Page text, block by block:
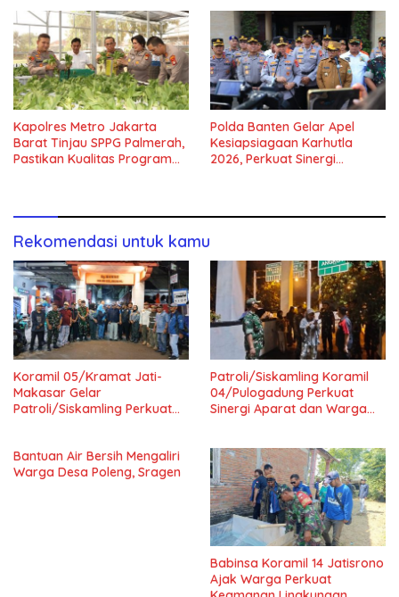
Kapolres Metro Jakarta
Barat Tinjau SPPG Palmerah,
Pastikan Kualitas Program
Polda Banten Gelar Apel
Kesiapsiagaan Karhutla
2026, Perkuat Sinergi
Rekomendasi untuk kamu
Koramil 05/Kramat Jati-
Makasar Gelar
Patroli/Siskamling Perkuat
Patroli/Siskamling Koramil
04/Pulogadung Perkuat
Sinergi Aparat dan Warga
Bantuan Air Bersih Mengaliri
Warga Desa Poleng, Sragen
Babinsa Koramil 14 Jatisrono
Ajak Warga Perkuat